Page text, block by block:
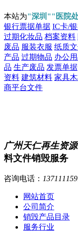
本站为"深圳""医院
银行票据单据 IC卡/
过期化妆品 档案资料
废品 服装衣服 纸质
产品 过期物品 办公
品 生产废品 发票单据
资料 建筑材料 家具
商平台文件
广州天仁再生资
料文件销毁服务
咨询电话：
网站首页
公司简介
销毁产品目录
服务行业